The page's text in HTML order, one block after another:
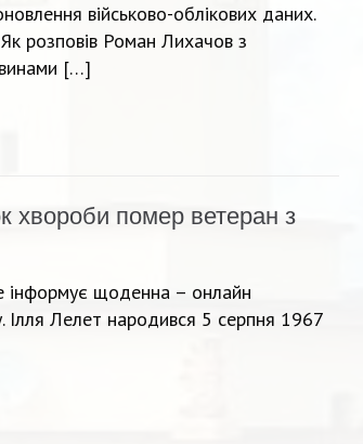
військово-облікових даних.
розповів Роман Лихачов з
[…]
хвороби помер ветеран з
інформує щоденна – онлайн
Ілля Лелет народився 5 серпня 1967